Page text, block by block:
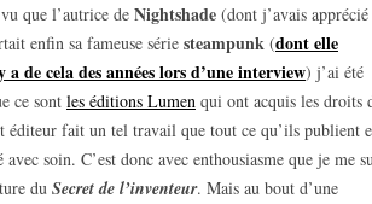
que l’autrice de Nightshade(dont j’avais
enfin sa fameuse série steampunk(dont elle
de cela des années lors d’une interview) j’ai été
ce sont les éditions Lumenqui ont acquis les droits
éditeur fait un tel travail que tout ce qu’ils publient
avec soin. C’est donc avec enthousiasme que je me
du Secret de l’inventeur. Mais au bout d’une